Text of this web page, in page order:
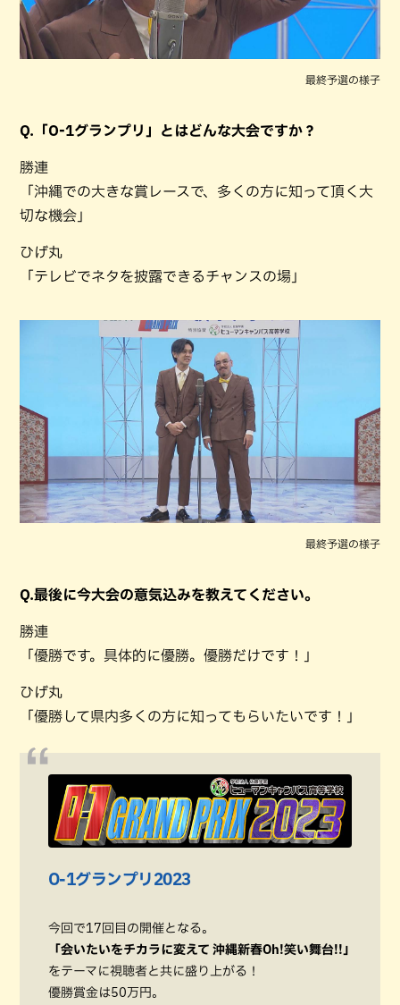
最終予選の様子
Q.「O-1グランプリ」とはどんな大会ですか？
勝連
「沖縄での大きな賞レースで、多くの方に知って頂く大
切な機会」
ひげ丸
「テレビでネタを披露できるチャンスの場」
最終予選の様子
Q.最後に今大会の意気込みを教えてください。
勝連
「優勝です。具体的に優勝。優勝だけです！」
ひげ丸
「優勝して県内多くの方に知ってもらいたいです！」
O-1グランプリ2023
今回で17回目の開催となる。
「会いたいをチカラに変えて 沖縄新春Oh!笑い舞台!!｣
をテーマに視聴者と共に盛り上がる！
優勝賞金は50万円。